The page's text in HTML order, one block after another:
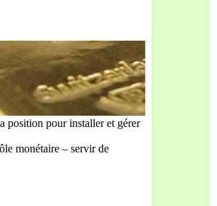
position pour installer et gérer
monétaire – servir de